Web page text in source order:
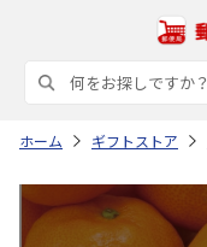
ホーム ギフトストア